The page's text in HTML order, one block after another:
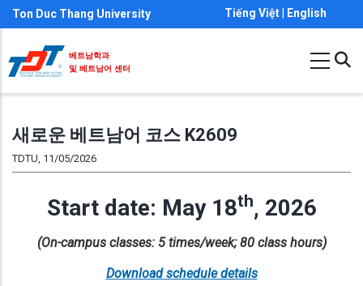
요
콘
텐
너
Ton Duc Thang University Tiếng Việt English
베트남학과
및 베트남어 센터
새로운 베트남어 코스 K2609
TDTU, 11/05/2026
Start date: May 18th, 2026
(On-campus classes: 5 times/week; 80 class hours)
Download schedule details